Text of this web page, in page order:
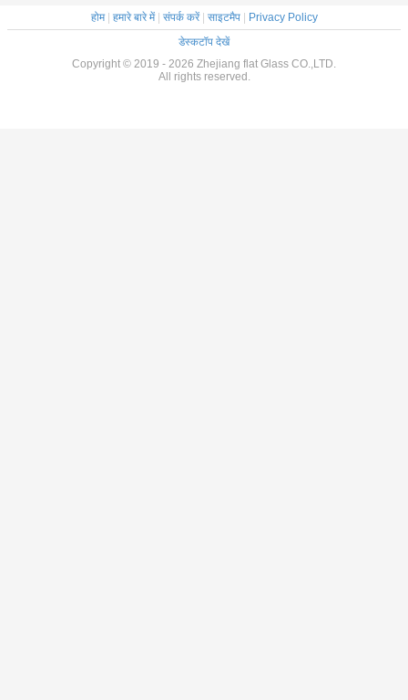
होम| हमारे बारे में| संपर्क करें| साइटमैप| Privacy Policy
डेस्कटॉप देखें
Copyright © 2019 - 2026 Zhejiang flat Glass CO.,LTD.
All rights reserved.